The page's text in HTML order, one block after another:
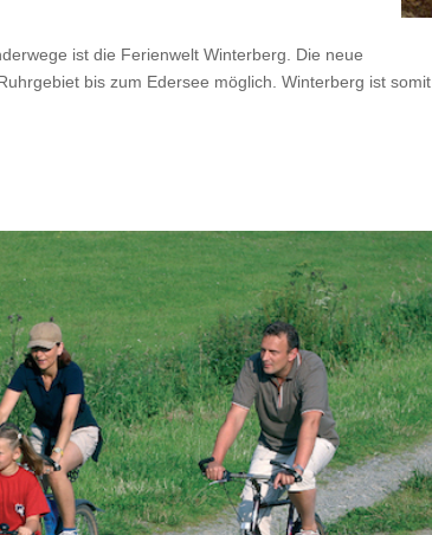
ist die Ferienwelt Winterberg. Die neue
bis zum Edersee möglich. Winterberg ist somit